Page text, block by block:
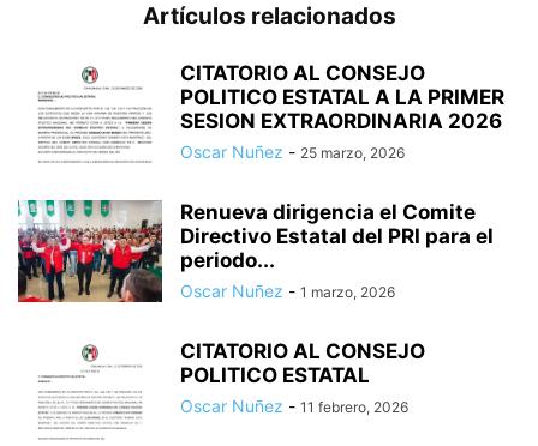
Artículos relacionados
CITATORIO AL CONSEJO
POLITICO ESTATAL A LA PRIMER
SESION EXTRAORDINARIA 2026
Oscar Nuñez - 25 marzo, 2026
Renueva dirigencia el Comite
Directivo Estatal del PRI para el
periodo...
Oscar Nuñez - 1 marzo, 2026
CITATORIO AL CONSEJO
POLITICO ESTATAL
Oscar Nuñez - 11 febrero, 2026